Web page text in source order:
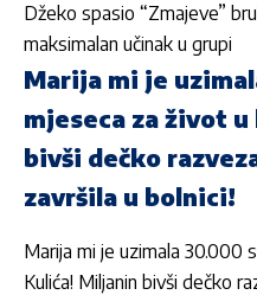
Džeko spasio “Zmajeve”
maksimalan učinak u grupi
Marija mi je
mjeseca za život
bivši dečko
završila u bolnici!
Marija mi je uzimala 30.000
Kulića! Miljanin bivši dečko